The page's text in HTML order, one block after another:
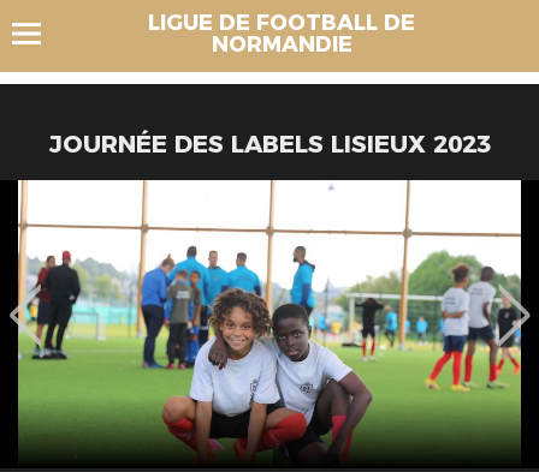
LIGUE DE FOOTBALL DE
NORMANDIE
JOURNÉE DES LABELS LISIEUX 2023